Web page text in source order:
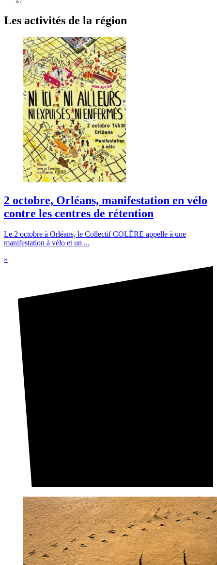
Les activités de la région
2 octobre, Orléans, manifestation en vélo
contre les centres de rétention
Le 2 octobre à Orléans, le Collectif COLÈRE appelle à une
manifestation à vélo et un ...
»